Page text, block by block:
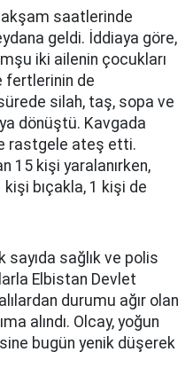
saatlerinde
geldi. İddiaya göre,
iki ailenin çocukları
fertlerinin de
silah, taş, sopa ve
dönüştü. Kavgada
rastgele ateş etti.
15 kişi yaralanırken,
kişi bıçakla, 1 kişi de
sayıda sağlık ve polis
Elbistan Devlet
durumu ağır olan
alındı. Olcay, yoğun
bugün yenik düşerek